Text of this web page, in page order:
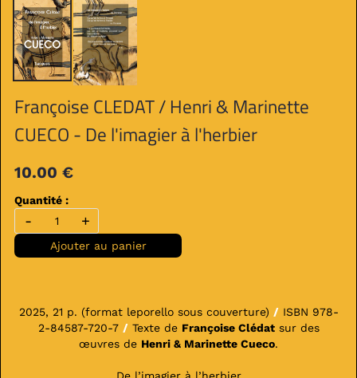
Françoise CLEDAT / Henri & Marinette
CUECO - De l'imagier à l'herbier
10.00 €
Quantité :
- +
Ajouter au panier
2025, 21 p. (format leporello sous couverture) /ISBN 978-
2-84587-720-7 /Texte de Françoise Clédatsur des
œuvres de Henri & Marinette Cueco.